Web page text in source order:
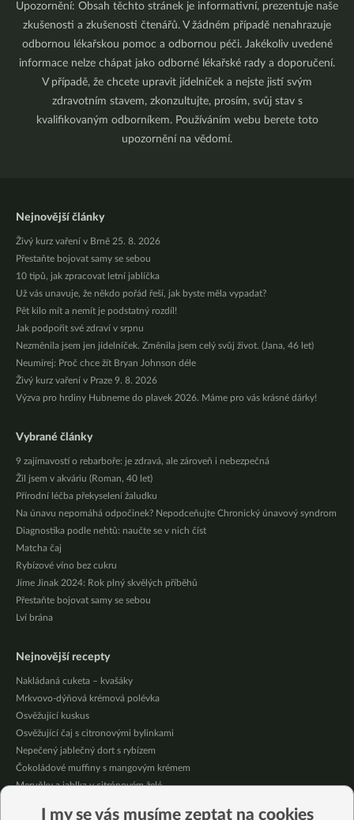
Upozornění: Obsah těchto stránek je informativní, prezentuje naše
zkušenosti a zkušenosti čtenářů. V žádném případě nenahrazuje
odbornou lékařskou pomoc a odbornou péči. Jakékoliv uvedené
informace nelze chápat jako odborné lékařské rady a doporučení.
V případě, že chcete upravit jídelníček a nejste jistí svým
zdravotním stavem, zkonzultujte, prosím, svůj stav s
kvalifikovaným odborníkem. Používáním webu berete toto
upozornění na vědomí.
Nejnovější články
Živý kurz vaření v Brně 25. 8. 2026
Přestaňte bojovat samy se sebou
10 tipů, jak zpracovat letní jablíčka
Už vás unavuje, že někdo pořád řeší, jak byste měla vypadat?
Pět kilo mít a nemít je podstatný rozdíl!
Jak podpořit své zdraví v srpnu
Nezměnila jsem jen jídelníček. Změnila jsem celý svůj život. (Jana, 46 let)
Neumírej: Proč chce žít Bryan Johnson déle
Živý kurz vaření v Praze 9. 8. 2026
Výzva pro hrdiny Hubneme do plavek 2026. Máme pro vás krásné dárky!
Vybrané články
9 zajímavostí o rebarboře: je zdravá, ale zároveň i nebezpečná
Žil jsem v akváriu (Roman, 40 let)
Přírodní léčba překyselení žaludku
Na únavu nepomáhá odpočinek? Nepodceňujte Chronický únavový syndrom
Diagnostika podle nehtů: naučte se v nich číst
Matcha čaj
Rybízové víno bez cukru
Jíme Jinak 2024: Rok plný skvělých příběhů
Přestaňte bojovat samy se sebou
Lví brána
Nejnovější recepty
Nakládaná cuketa – kvašáky
Mrkvovo-dýňová krémová polévka
Osvěžující kuskus
Osvěžující čaj s citronovými bylinkami
Nepečený jablečný dort s rybízem
Čokoládové muffiny s mangovým krémem
Meruňky a jablka v citrónovém želé
I my se vás musíme zeptat na cookies